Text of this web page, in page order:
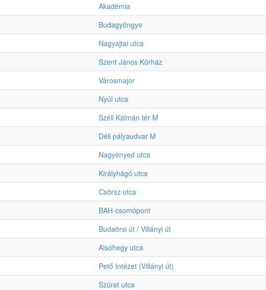
Akadémia
Budagyöngye
Nagyajtai utca
Szent János Kórház
Városmajor
Nyúl utca
Széll Kálmán tér M
Déli pályaudvar M
Nagyenyed utca
Királyhágó utca
Csörsz utca
BAH-csomópont
Budaörsi út / Villányi út
Alsóhegy utca
Pető Intézet (Villányi út)
Szüret utca